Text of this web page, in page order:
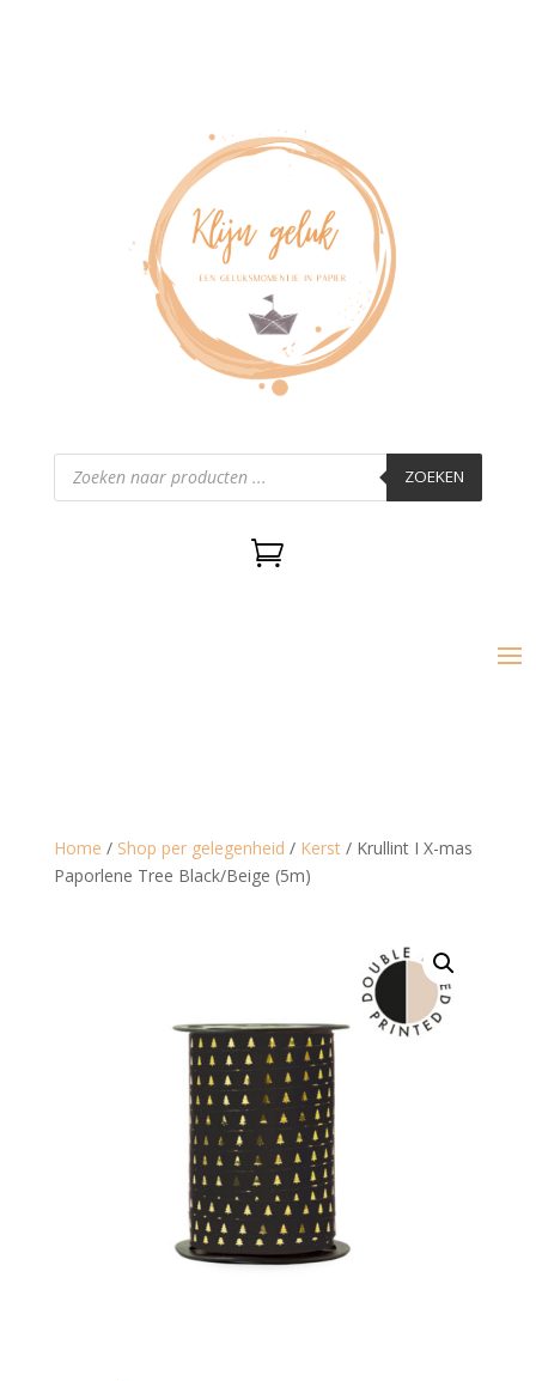
Producten
zoeken ZOEKEN

Home / Shop per gelegenheid / Kerst/ Krullint I X-mas
Paporlene Tree Black/Beige (5m)